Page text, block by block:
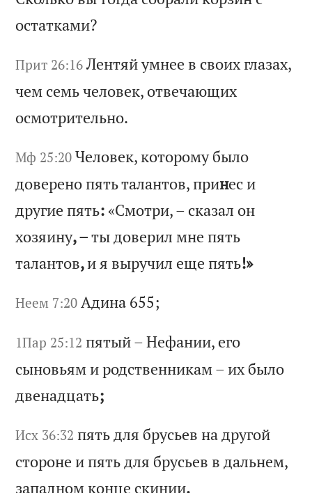
остатками?
Прит 26:16 Лентяйумнее в своихглазах,
чем семьчеловек, отвечающих
осмотрительно.
Мф 25:20 Человек, которомубыло
доверено пятьталантов, принес и
другие пять:«Смотри,– сказал он
хозяину, –тыдоверил мне пять
талантов,ия выручил еще пять!»
Неем 7:20 Адина 655;
1Пар 25:12 пятый–Нефании, его
сыновьям иродственникам – их было
двенадцать;
Исх 36:32 пять для брусьев на другой
стороне и пять для брусьев в дальнем,
западном конце скинии.